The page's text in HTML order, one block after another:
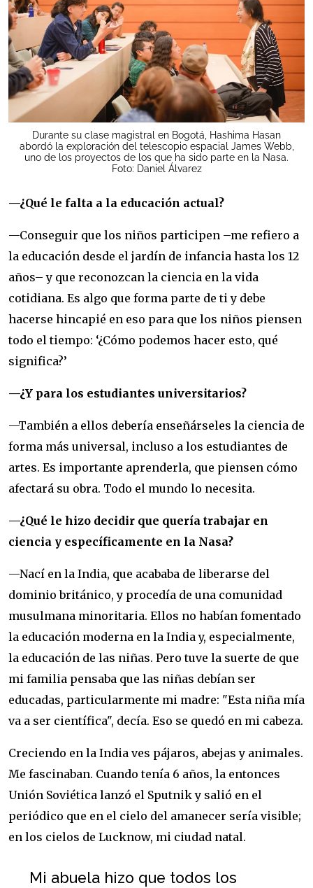
Durante su clase magistral en Bogotá, Hashima Hasan
abordó la exploración del telescopio espacial James Webb,
uno de los proyectos de los que ha sido parte en la Nasa.
Foto: Daniel Álvarez
—¿Qué le falta a la educación actual?
—Conseguir que los niños participen –me refiero a
la educación desde el jardín de infancia hasta los 12
años– y que reconozcan la ciencia en la vida
cotidiana. Es algo que forma parte de ti y debe
hacerse hincapié en eso para que los niños piensen
todo el tiempo: ‘¿Cómo podemos hacer esto, qué
significa?’
—¿Y para los estudiantes universitarios?
—También a ellos debería enseñárseles la ciencia de
forma más universal, incluso a los estudiantes de
artes. Es importante aprenderla, que piensen cómo
afectará su obra. Todo el mundo lo necesita.
—¿Qué le hizo decidir que quería trabajar en
ciencia y específicamente en la Nasa?
—Nací en la India, que acababa de liberarse del
dominio británico, y procedía de una comunidad
musulmana minoritaria. Ellos no habían fomentado
la educación moderna en la India y, especialmente,
la educación de las niñas. Pero tuve la suerte de que
mi familia pensaba que las niñas debían ser
educadas, particularmente mi madre: "Esta niña mía
va a ser científica", decía. Eso se quedó en mi cabeza.
Creciendo en la India ves pájaros, abejas y animales.
Me fascinaban. Cuando tenía 6 años, la entonces
Unión Soviética lanzó el Sputnik y salió en el
periódico que en el cielo del amanecer sería visible;
en los cielos de Lucknow, mi ciudad natal.
Mi abuela hizo que todos los